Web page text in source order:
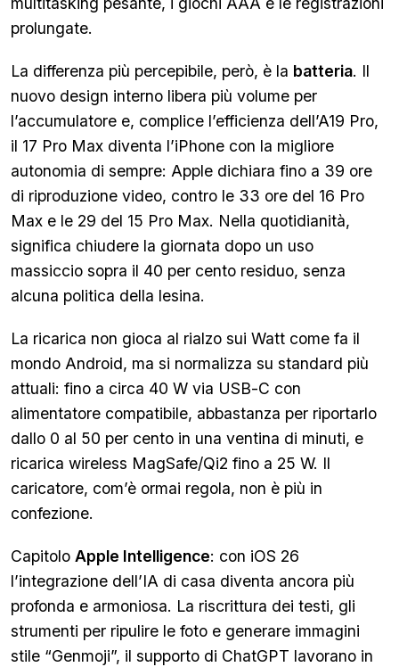
prolungate.
La differenza più percepibile, però, è la batteria. Il
nuovo design interno libera più volume per
l’accumulatore e, complice l’efficienza dell’A19 Pro,
il 17 Pro Max diventa l’iPhone con la migliore
autonomia di sempre: Apple dichiara fino a 39 ore
di riproduzione video, contro le 33 ore del 16 Pro
Max e le 29 del 15 Pro Max. Nella quotidianità,
significa chiudere la giornata dopo un uso
massiccio sopra il 40 per cento residuo, senza
alcuna politica della lesina.
La ricarica non gioca al rialzo sui Watt come fa il
mondo Android, ma si normalizza su standard più
attuali: fino a circa 40 W via USB-C con
alimentatore compatibile, abbastanza per riportarlo
dallo 0 al 50 per cento in una ventina di minuti, e
ricarica wireless MagSafe/Qi2 fino a 25 W. Il
caricatore, com’è ormai regola, non è più in
confezione.
Capitolo Apple Intelligence: con iOS 26
l’integrazione dell’IA di casa diventa ancora più
profonda e armoniosa. La riscrittura dei testi, gli
strumenti per ripulire le foto e generare immagini
stile “Genmoji”, il supporto di ChatGPT lavorano in